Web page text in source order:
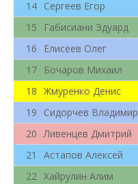
14 Сергеев Егор
15
Габисиани Эдуард
16
Елисеев Олег
17
Бочаров Михаил
18 Жмуренко Денис
19
Сидорчев Владимир
20 Ливенцев Дмитрий
21
Астапов Алексей
22 Хайрулин Алим